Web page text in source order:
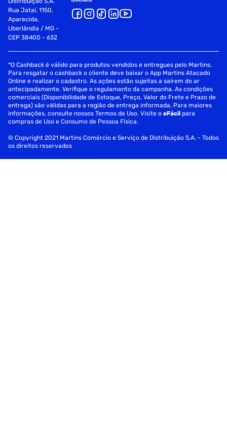
Rua Jataí, 1150,
Aparecida,
Uberlândia / MG -
CEP 38400 - 632
*O Cashback é válido para produtos vendidos e entregues pelo Martins.
Para resgatar o cashback o cliente deve baixar o App Martins Atacado
Online e realizar o cadastro. As ações estão sujeitas a saírem do ar
antecipadamente. Verifique o regulamento da campanha. As condições
comerciais (Disponibilidade de Estoque, Preço, Valor do Frete e Prazo de
entrega) são válidas para a região de entrega informada. Para maiores
informações, consulte nossos Termos de Uso. Visite oeFácil para
compras de Uso e Consumo de Pessoa Física.
© Copyright 2021 Martins Comércio e Serviço de Distribuição S.A. - Todos
os direitos reservados